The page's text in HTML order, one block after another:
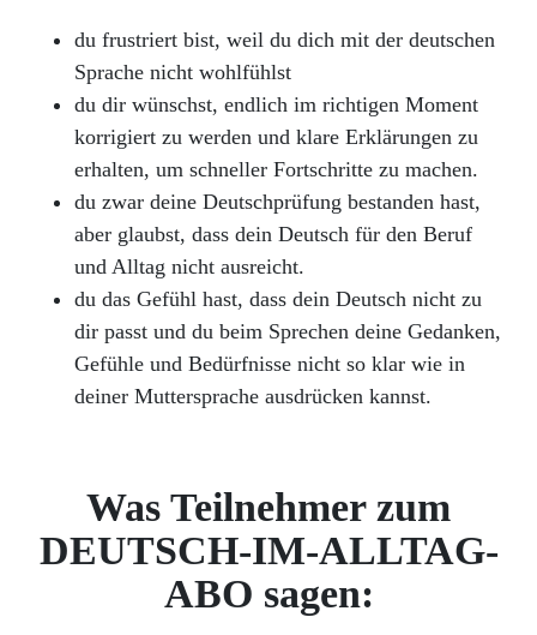
du frustriert bist, weil du dich mit der deutschen
Sprache nicht wohlfühlst
du dir wünschst, endlich im richtigen Moment
korrigiert zu werden und klare Erklärungen zu
erhalten, um schneller Fortschritte zu machen.
du zwar deine Deutschprüfung bestanden hast,
aber glaubst, dass dein Deutsch für den Beruf
und Alltag nicht ausreicht.
du das Gefühl hast, dass dein Deutsch nicht zu
dir passt und du beim Sprechen deine Gedanken,
Gefühle und Bedürfnisse nicht so klar wie in
deiner Muttersprache ausdrücken kannst.
Was Teilnehmer zum
DEUTSCH-IM-ALLTAG-
ABO sagen: